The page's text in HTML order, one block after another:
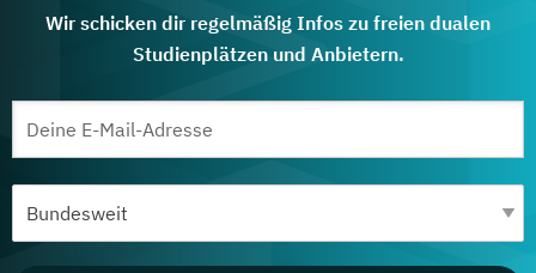
Wir schicken dir regelmäßig Infos zu freien dualen
Studienplätzen und Anbietern.